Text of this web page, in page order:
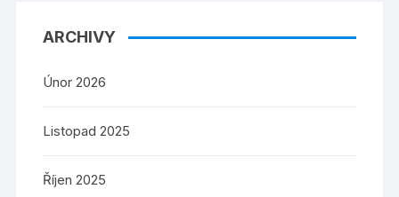
ARCHIVY
Únor 2026
Listopad 2025
Říjen 2025